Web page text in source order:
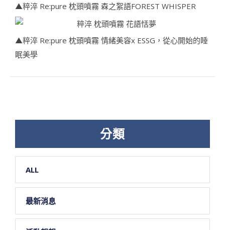
▲粹淬 Re:pure 枕頭噴霧 森之絮語FOREST WHISPER
▲粹淬 Re:pure 枕頭噴霧 情緒美容x ESSG，從心開始的睡
眠美學
分類
ALL
最新消息